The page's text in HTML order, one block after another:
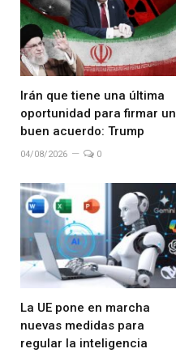
Irán que tiene una última
oportunidad para firmar un
buen acuerdo: Trump
04/08/2026 0
La UE pone en marcha
nuevas medidas para
regular la inteligencia